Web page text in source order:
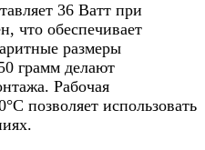
36 Ватт при
что обеспечивает
размеры
грамм делают
Рабочая
позволяет использовать